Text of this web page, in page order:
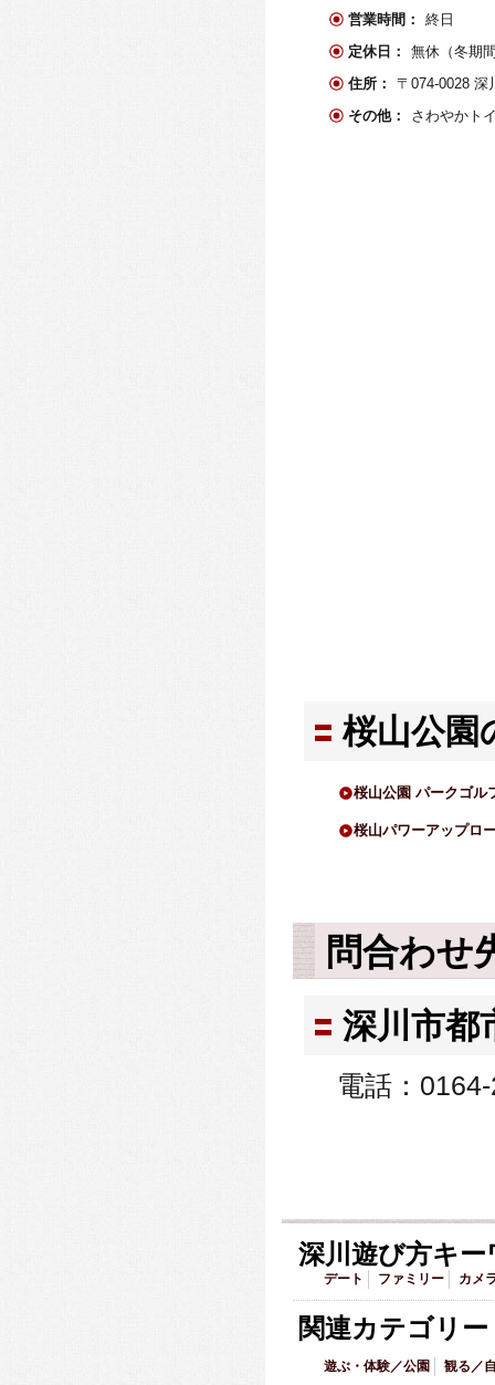
営業時間：
終日
定休日：
無休（冬期
住所：
〒074-0028 深
その他：
さわやかト
桜山公園
桜山公園 パークゴル
桜山パワーアップロ
問合わせ
深川市都
電話：
深川遊び方キー
デート ファミリー カメ
関連カテゴリー
遊ぶ・体験／公園 観る／